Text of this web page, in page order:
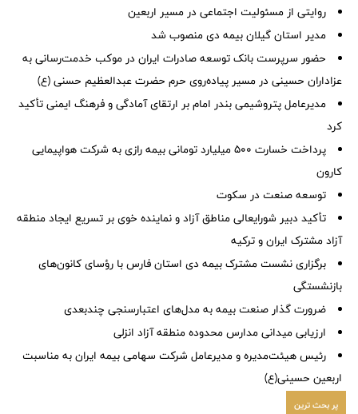
روایتی از مسئولیت اجتماعی در مسیر اربعین
مدیر استان گیلان بیمه دی منصوب شد
حضور سرپرست بانک توسعه صادرات ایران در موکب خدمت‌رسانی به
عزاداران حسینی در مسیر پیاده‌روی حرم حضرت عبدالعظیم حسنی (ع)
مدیرعامل پتروشیمی بندر امام بر ارتقای آمادگی و فرهنگ ایمنی تأکید
کرد
پرداخت خسارت ۵۰۰ میلیارد تومانی بیمه رازی به شرکت هواپیمایی
کارون
توسعه صنعت در سکوت
تأکید دبیر شورایعالی مناطق آزاد و نماینده خوی بر تسریع ایجاد منطقه
آزاد مشترک ایران و ترکیه
برگزاری نشست مشترک بیمه دی استان فارس با رؤسای کانون‌های
بازنشستگی
ضرورت گذار صنعت بیمه به مدل‌های اعتبارسنجی چندبعدی
ارزیابی میدانی مدارس محدوده منطقه آزاد انزلی
رئیس هیئت‌مدیره و مدیرعامل شرکت سهامی بیمه ایران به مناسبت
اربعین حسینی(ع)
پر بحث ترین